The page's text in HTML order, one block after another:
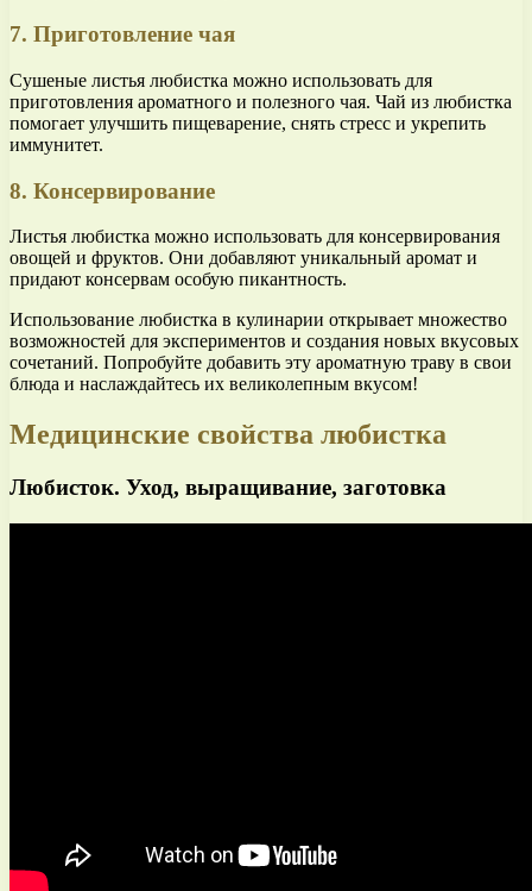
7. Приготовление чая
Сушеные листья любистка можно использовать для
приготовления ароматного и полезного чая. Чай из любистка
помогает улучшить пищеварение, снять стресс и укрепить
иммунитет.
8. Консервирование
Листья любистка можно использовать для консервирования
овощей и фруктов. Они добавляют уникальный аромат и
придают консервам особую пикантность.
Использование любистка в кулинарии открывает множество
возможностей для экспериментов и создания новых вкусовых
сочетаний. Попробуйте добавить эту ароматную траву в свои
блюда и наслаждайтесь их великолепным вкусом!
Медицинские свойства любистка
Любисток. Уход, выращивание, заготовка